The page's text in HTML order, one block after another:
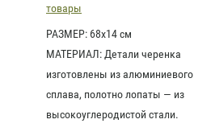
товары
РАЗМЕР: 68х14 см
МАТЕРИАЛ: Детали черенка
изготовлены из алюминиевого
сплава, полотно лопаты — из
высокоуглеродистой стали.